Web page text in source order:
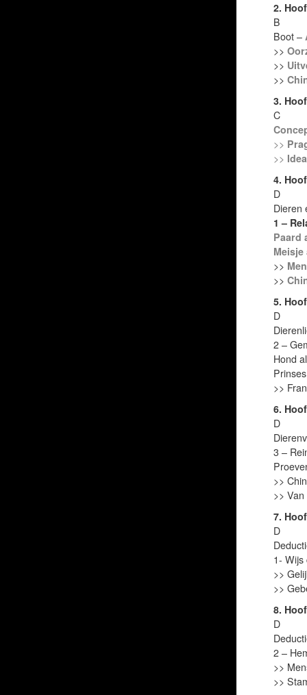
2.
B
Boot –
>>
>>
>>
3.
C
>>
>>
4.
D
Dieren
1 –
Paard
>>
>>
5.
D
2 –
Hond
>>
6.
D
3 –
>>
>>
7.
D
1- Wijs
>>
>>
8.
D
2 –
>>
>>